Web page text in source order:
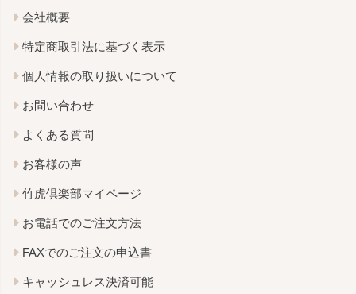
会社概要
特定商取引法に基づく表示
個人情報の取り扱いについて
お問い合わせ
よくある質問
お客様の声
竹虎倶楽部マイページ
お電話でのご注文方法
FAXでのご注文の申込書
キャッシュレス決済可能